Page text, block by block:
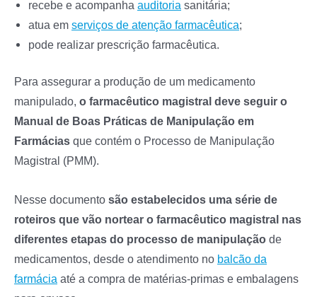
recebe e acompanha auditoria sanitária;
atua em serviços de atenção farmacêutica;
pode realizar prescrição farmacêutica.
Para assegurar a produção de um medicamento
manipulado, o farmacêutico magistral deve seguir o
Manual de Boas Práticas de Manipulação em
Farmácias que contém o Processo de Manipulação
Magistral (PMM).
Nesse documento são estabelecidos uma série de
roteiros que vão nortear o farmacêutico magistral nas
diferentes etapas do processo de manipulação de
medicamentos, desde o atendimento no balcão da
farmácia até a compra de matérias-primas e embalagens